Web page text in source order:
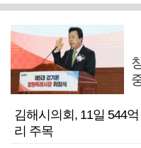
김해시의회, 11일 544
리 주목